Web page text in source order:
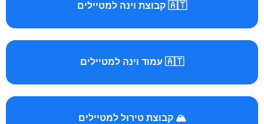
🇦🇹 קבוצת וינה למטיילים
🇦🇹 עמוד וינה למטיילים
🏔️ קבוצת טירול למטיילים